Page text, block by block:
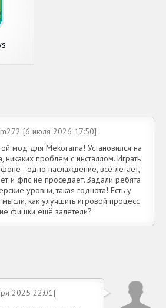
[6 июля 2026 17:50]
мод для Mekorama! Установился на
никаких проблем с инсталлом. Играть
- одно наслаждение, всё летает,
и фпс не проседает. Задали ребята
уровни, такая годнота! Есть у
мысли, как улучшить игровой процесс
фишки ещё залетели?
2025 22:01]